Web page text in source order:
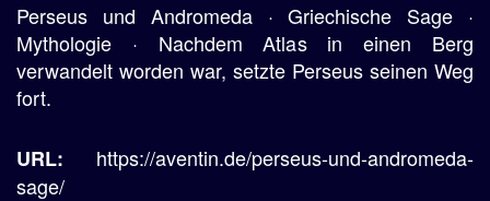
Perseus und Andromeda · Griechische Sage ·
Mythologie · Nachdem Atlas in einen Berg
verwandelt worden war, setzte Perseus seinen Weg
fort.
URL: https://aventin.de/perseus-und-andromeda-
sage/